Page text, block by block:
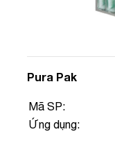
Pura Pak
Mã SP:
Ứng dụng: